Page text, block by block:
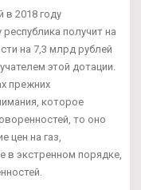
в 2018 году
получит на
на 7,3 млрд рублей
этой дотации.
прежних
которое
то оно
цен на газ,
в экстренном порядке,